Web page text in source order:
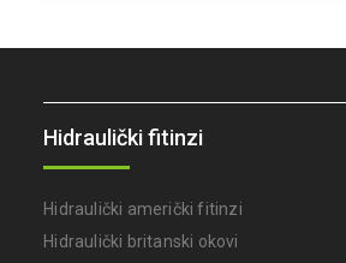
Hidraulički fitinzi
Hidraulički američki fitinzi
Hidraulički britanski okovi